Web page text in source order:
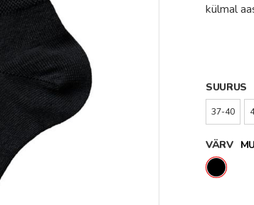
külmal
SUURUS
37-40
VÄRV